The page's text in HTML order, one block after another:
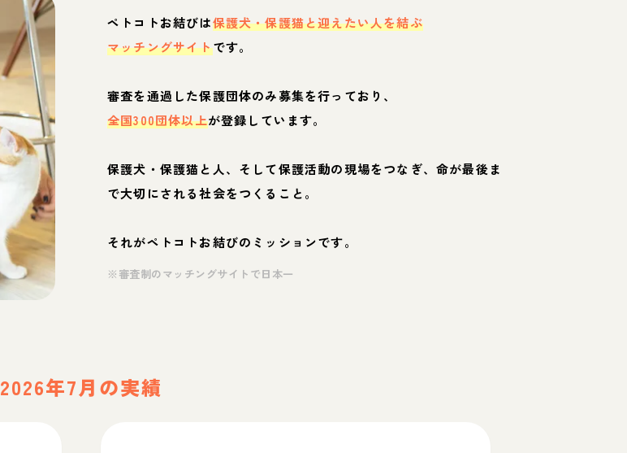
ペトコトお結びは保護犬・保護猫と迎えたい人を結ぶ
マッチングサイトです。
審査を通過した保護団体のみ募集を行っており、
全国300団体以上が登録しています。
保護犬・保護猫と人、そして保護活動の現場をつなぎ、命が最後ま
で大切にされる社会をつくること。
それがペトコトお結びのミッションです。
※審査制のマッチングサイトで日本一
2026年7月の実績